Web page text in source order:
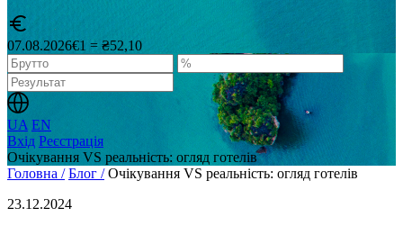
07.08.2026€1 = ₴52,10
UA EN
Вхід Реєстрація
Очікування VS реальність: огляд готелів
Головна / Блог / Очікування VS реальність: огляд готелів
23.12.2024